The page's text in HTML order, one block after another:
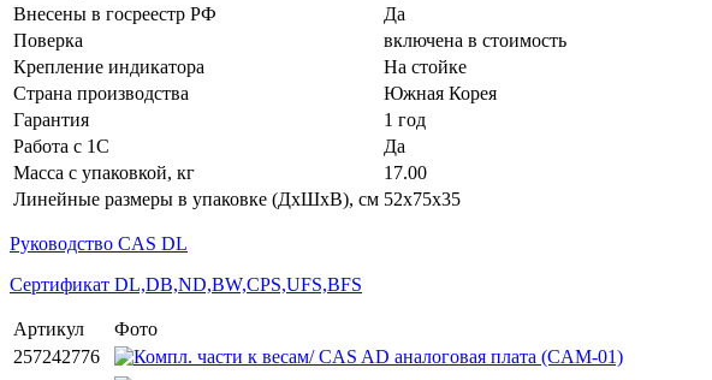
Внесены в госреестр РФ
Да
Поверка
включена в стоимость
Крепление индикатора
На стойке
Страна производства
Южная Корея
Гарантия
1 год
Работа с 1С
Да
Масса с упаковкой, кг
17.00
Линейные размеры в упаковке (ДxШxВ), см 52x75x35
Руководство CAS DL
Сертификат DL,DB,ND,BW,CPS,UFS,BFS
Артикул Фото
257242776